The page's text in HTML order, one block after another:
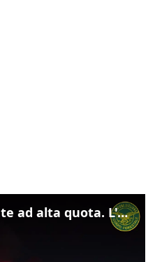
Etna, esplosioni e colate ad alta quota. L'aeroporto di Catania verso la normalità